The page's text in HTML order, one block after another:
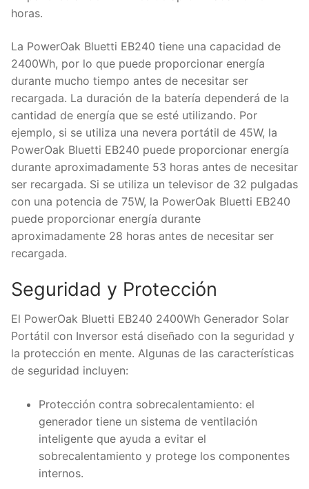
horas.
La PowerOak Bluetti EB240 tiene una capacidad de
2400Wh, por lo que puede proporcionar energía
durante mucho tiempo antes de necesitar ser
recargada. La duración de la batería dependerá de la
cantidad de energía que se esté utilizando. Por
ejemplo, si se utiliza una nevera portátil de 45W, la
PowerOak Bluetti EB240 puede proporcionar energía
durante aproximadamente 53 horas antes de necesitar
ser recargada. Si se utiliza un televisor de 32 pulgadas
con una potencia de 75W, la PowerOak Bluetti EB240
puede proporcionar energía durante
aproximadamente 28 horas antes de necesitar ser
recargada.
Seguridad y Protección
El PowerOak Bluetti EB240 2400Wh Generador Solar
Portátil con Inversor está diseñado con la seguridad y
la protección en mente. Algunas de las características
de seguridad incluyen:
Protección contra sobrecalentamiento: el
generador tiene un sistema de ventilación
inteligente que ayuda a evitar el
sobrecalentamiento y protege los componentes
internos.